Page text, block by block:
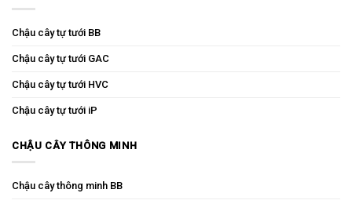
Chậu cây tự tưới BB
Chậu cây tự tưới GAC
Chậu cây tự tưới HVC
Chậu cây tự tưới iP
CHẬU CÂY THÔNG MINH
Chậu cây thông minh BB